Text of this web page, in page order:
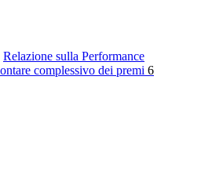
Relazione sulla Performance
complessivo dei premi 6